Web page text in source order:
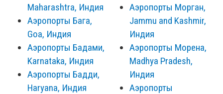
Maharashtra, Индия
Аэропорты Бага,
Goa, Индия
Аэропорты Бадами,
Karnataka, Индия
Аэропорты Бадди,
Haryana, Индия
Аэропорты Морган,
Jammu and Kashmir,
Индия
Аэропорты Морена,
Madhya Pradesh,
Индия
Аэропорты